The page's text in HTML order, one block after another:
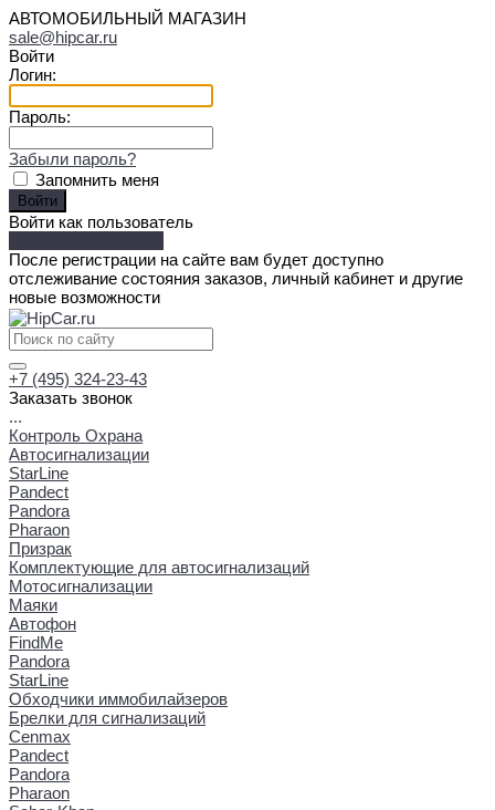
АВТОМОБИЛЬНЫЙ МАГАЗИН
sale@hipcar.ru
Войти
Логин:
Пароль:
Забыли пароль?
Запомнить меня
Войти как пользователь
После регистрации на сайте вам будет доступно
отслеживание состояния заказов, личный кабинет и другие
новые возможности
+7 (495) 324-23-43
Заказать звонок
...
Контроль Охрана
Автосигнализации
StarLine
Pandect
Pandora
Pharaon
Призрак
Комплектующие для автосигнализаций
Мотосигнализации
Маяки
Автофон
FindMe
Pandora
StarLine
Обходчики иммобилайзеров
Брелки для сигнализаций
Cenmax
Pandect
Pandora
Pharaon